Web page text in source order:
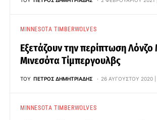
MINNESOTA TIMBERWOLVES
Εξετάζουν την περίπτωση
Μινεσότα Τίμπεργουλβς
ΤΟΥ ΠΈΤΡΟΣ ΔΗΜΗΤΡΙΆΔΗΣ 26 ΑΥΓΟΎΣΤΟΥ 2020 |
MINNESOTA TIMBERWOLVES